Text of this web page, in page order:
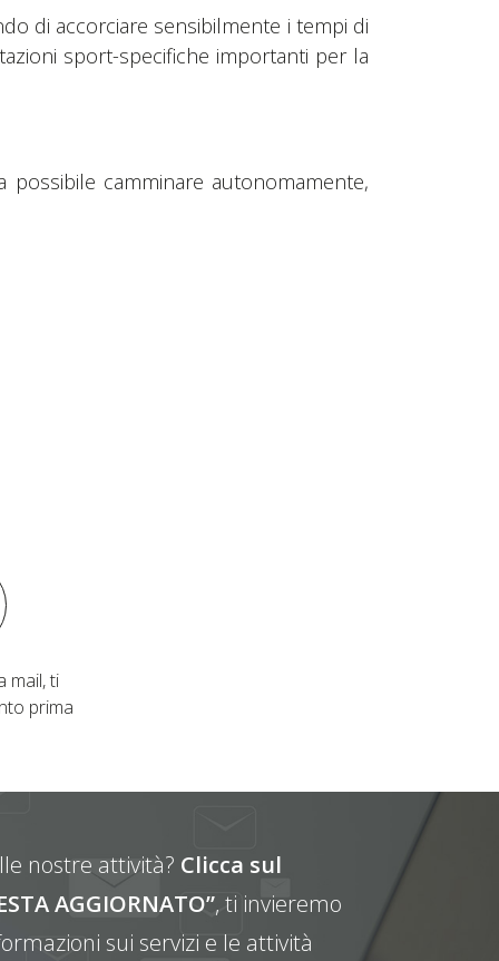
di accorciare sensibilmente i tempi di
sport-specifiche importanti per la
camminare autonomamente,
mail, ti
prima
nostre attività? Clicca sul
AGGIORNATO”, ti invieremo
sui servizi e le attività